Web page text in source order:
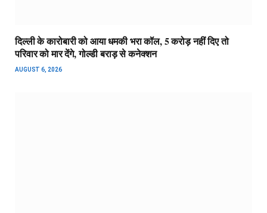
दिल्ली के कारोबारी को आया धमकी भरा कॉल, 5 करोड़ नहीं दिए तो
परिवार को मार देंगे, गोल्डी बराड़ से कनेक्शन
AUGUST 6, 2026